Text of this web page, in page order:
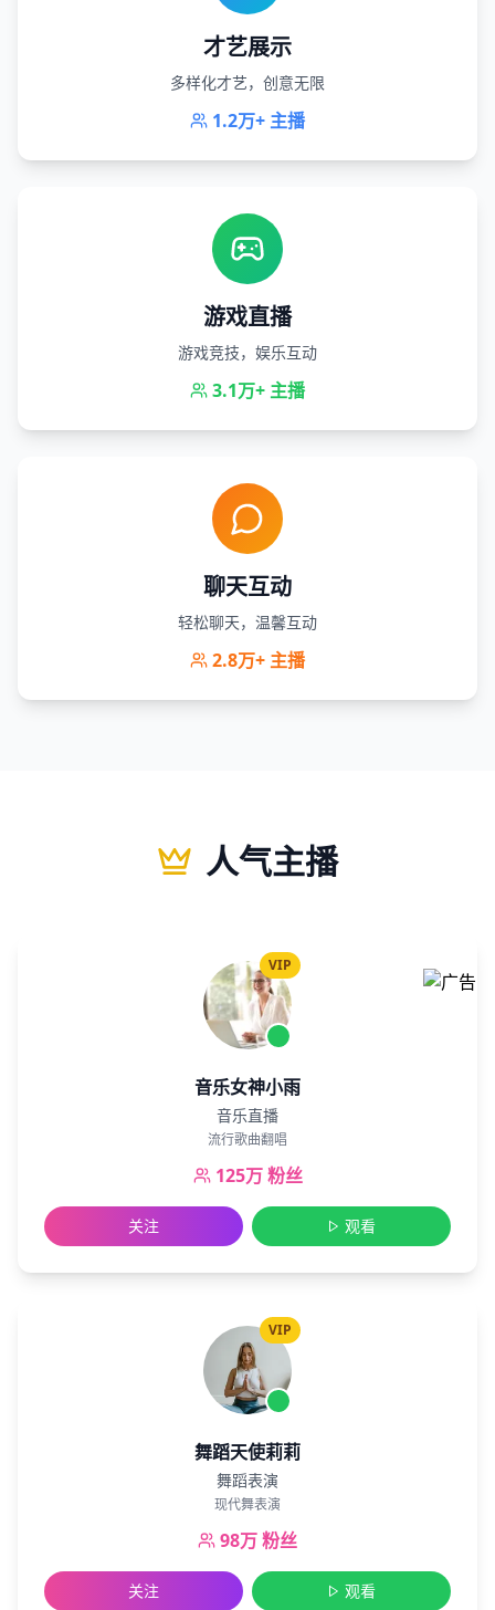
才艺展示
多样化才艺，创意无限
1.2万+ 主播
游戏直播
游戏竞技，娱乐互动
3.1万+ 主播
聊天互动
轻松聊天，温馨互动
2.8万+ 主播
人气主播
VIP
音乐女神小雨
音乐直播
流行歌曲翻唱
125万粉丝
关注 观看
VIP
舞蹈天使莉莉
舞蹈表演
现代舞表演
98万粉丝
关注 观看